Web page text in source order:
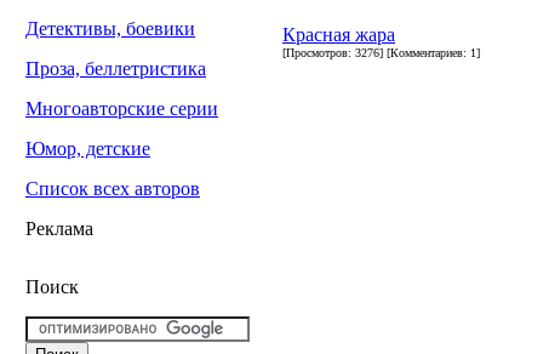
Детективы, боевики
Проза, беллетристика
Многоавторские серии
Юмор, детские
Список всех авторов
Реклама
Поиск
Красная жара
[Просмотров: 3276] [Комментариев: 1]